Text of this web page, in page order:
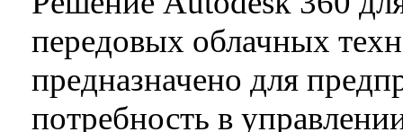
передовых облачных
предназначено для
потребность в